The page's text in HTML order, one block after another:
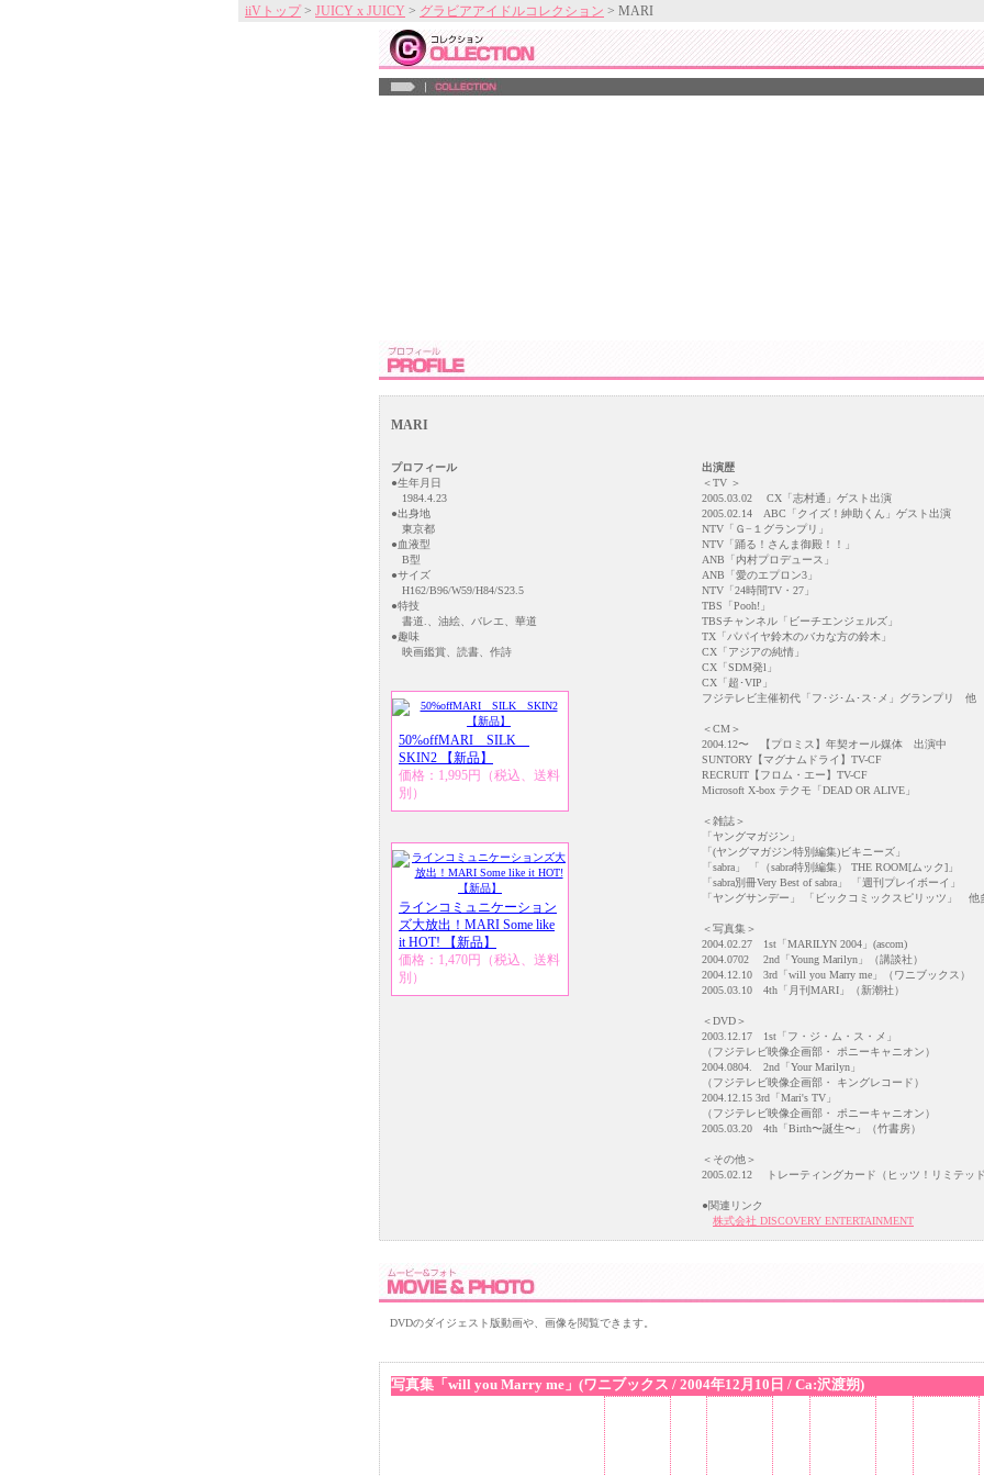
iiVトップ> JUICY x JUICY > グラビアアイドルコレクション > MARI
MARI
プロフィール
●生年月日
1984.4.23
●出身地
東京都
●血液型
B型
●サイズ
H162/B96/W59/H84/S23.5
●特技
書道.、油絵、バレエ、華道
●趣味
映画鑑賞、読書、作詩
50%offMARI SILK
SKIN2 【新品】
価格：1,995円（税込、送料
別）
ラインコミュニケーション
ズ大放出！MARI Some like
it HOT! 【新品】
価格：1,470円（税込、送料
別）
出演歴
＜TV ＞
2005.03.02 CX「志村通」ゲスト出演
2005.02.14 ABC「クイズ！紳助くん」ゲスト出演
NTV「Ｇ−１グランプリ」
NTV「踊る！さんま御殿！！」
ANB「内村プロデュース」
ANB「愛のエプロン3」
NTV「24時間TV・27」
TBS「Pooh!」
TBSチャンネル「ビーチエンジェルズ」
TX「パパイヤ鈴木のバカな方の鈴木」
CX「アジアの純情」
CX「SDM発l」
CX「超･VIP」
フジテレビ主催初代「フ･ジ･ム･ス･メ」グランプリ 他
＜CM＞
2004.12〜 【プロミス】年契オール媒体 出演中
SUNTORY【マグナムドライ】TV-CF
RECRUIT【フロム・エー】TV-CF
Microsoft X-box テクモ「DEAD OR ALIVE」
＜雑誌＞
「ヤングマガジン」
「(ヤングマガジン特別編集)ビキニーズ」
「sabra」 「（sabra特別編集） THE ROOM[ムック]」
「sabra別冊Very Best of sabra」 「週刊プレイボーイ」
「ヤングサンデー」 「ビックコミックスピリッツ」 他
＜写真集＞
2004.02.27 1st「MARILYN 2004」(ascom)
2004.0702 2nd「Young Marilyn」（講談社）
2004.12.10 3rd「will you Marry me」（ワニブックス）
2005.03.10 4th「月刊MARI」（新潮社）
＜DVD＞
2003.12.17 1st「フ・ジ・ム・ス・メ」
（フジテレビ映像企画部・ ポニーキャニオン）
2004.0804. 2nd「Your Marilyn」
（フジテレビ映像企画部・ キングレコード）
2004.12.15 3rd「Mari's TV」
（フジテレビ映像企画部・ ポニーキャニオン）
2005.03.20 4th「Birth〜誕生〜」（竹書房）
＜その他＞
2005.02.12 トレーティングカード（ヒッツ！リミテッ
●関連リンク
株式会社 DISCOVERY ENTERTAINMENT
DVDのダイジェスト版動画や、画像を閲覧できます。
写真集「will you Marry me」(ワニブックス / 2004年12月10日 / Ca:沢渡朔)